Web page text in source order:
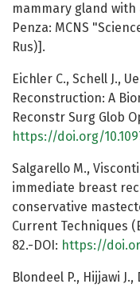
mammary gland
Penza: MCNS
Rus)].
Eichler C., Schell J.,
Reconstruction: A
Reconstr Surg Glob
https://doi.org/
Salgarello M.,
immediate breast
conservative
Current Techniques
82.-DOI: https://
Blondeel P., Hijjawi